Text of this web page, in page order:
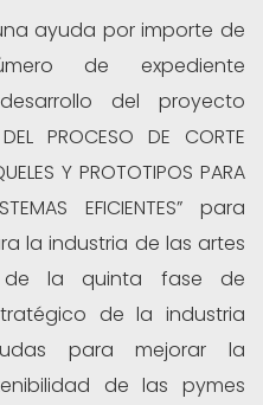
una ayuda por importe de
de expediente
del proyecto
PROCESO DE CORTE
Y PROTOTIPOS PARA
EFICIENTES” para
la industria de las artes
la quinta fase de
de la industria
para mejorar la
de las pymes